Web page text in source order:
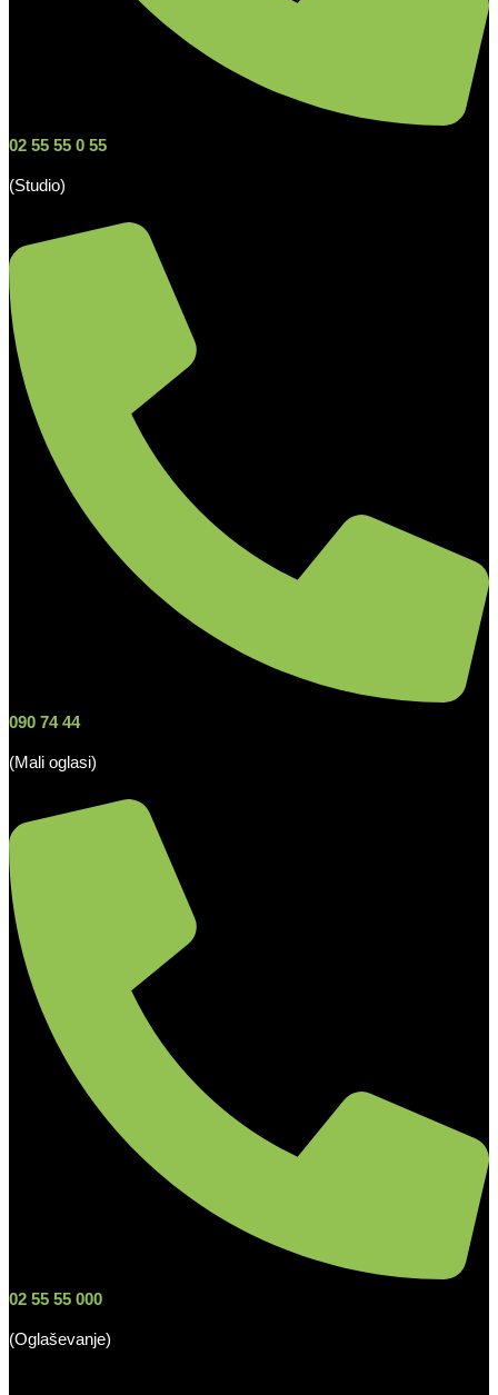
02 55 55 0 55
(Studio)
090 74 44
(Mali oglasi)
02 55 55 000
(Oglaševanje)